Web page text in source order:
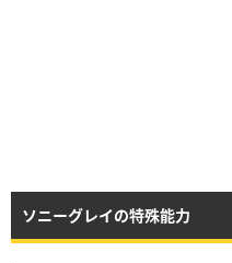
ソニーグレイの特殊能力